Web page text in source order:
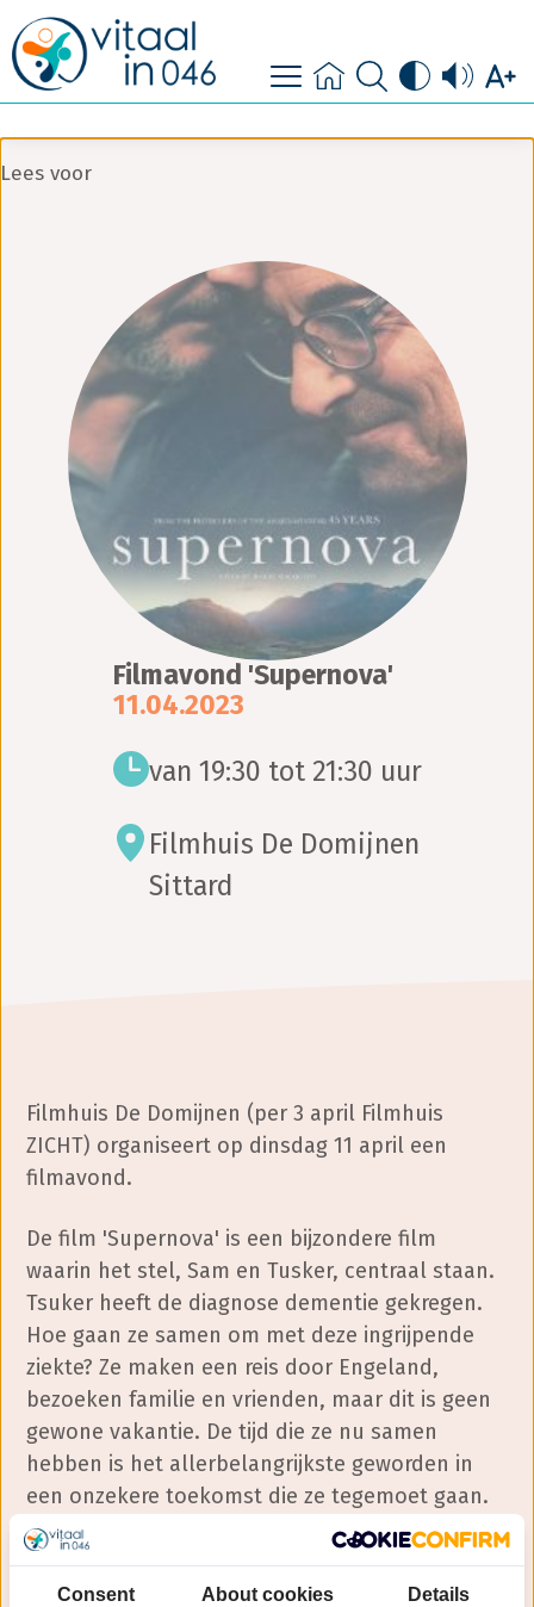
doe mee
Lees voor
Filmavond 'Supernova'
11.04.2023
van 19:30 tot 21:30 uur
Filmhuis De Domijnen
Sittard
Filmhuis De Domijnen (per 3 april Filmhuis
ZICHT) organiseert op dinsdag 11 april een
filmavond.
De film 'Supernova' is een bijzondere film
waarin het stel, Sam en Tusker, centraal staan.
Tsuker heeft de diagnose dementie gekregen.
Hoe gaan ze samen om met deze ingrijpende
ziekte? Ze maken een reis door Engeland,
bezoeken familie en vrienden, maar dit is geen
gewone vakantie. De tijd die ze nu samen
hebben is het allerbelangrijkste geworden in
een onzekere toekomst die ze tegemoet gaan.
Inge Jochem, ketenregisseur Hulp bij Dementie
Westelijke Mijnstreek, leidt de film in op deze
Consent About cookies Details